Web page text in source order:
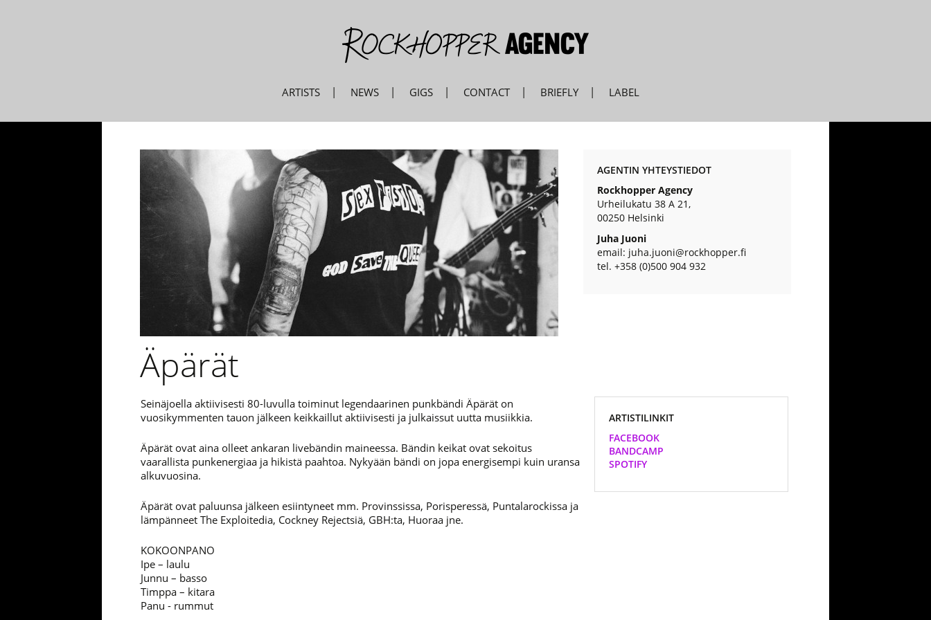
ARTISTS NEWS GIGS CONTACT BRIEFLY LABEL
Äpärät
Seinäjoella aktiivisesti 80-luvulla toiminut legendaarinen punkbändi Äpärät on
vuosikymmenten tauon jälkeen keikkaillut aktiivisesti ja julkaissut uutta musiikkia.
Äpärät ovat aina olleet ankaran livebändin maineessa. Bändin keikat ovat sekoitus
vaarallista punkenergiaa ja hikistä paahtoa. Nykyään bändi on jopa energisempi kuin uransa
alkuvuosina.
Äpärät ovat paluunsa jälkeen esiintyneet mm. Provinssissa, Porisperessä, Puntalarockissa ja
lämpänneet The Exploitedia, Cockney Rejectsiä, GBH:ta, Huoraa jne.
KOKOONPANO
Ipe – laulu
Junnu – basso
Timppa – kitara
Panu - rummut
ARTISTILINKIT
FACEBOOK
BANDCAMP
SPOTIFY
AGENTIN YHTEYSTIEDOT
Rockhopper Agency
Urheilukatu 38 A 21,
00250 Helsinki
Juha Juoni
email: juha.juoni@rockhopper.fi
tel. +358 (0)500 904 932